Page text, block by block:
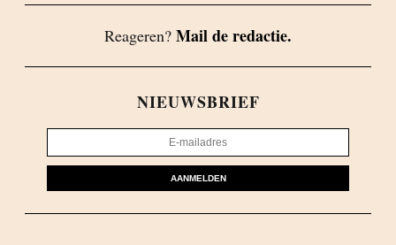
Reageren? Mail de redactie.
NIEUWSBRIEF
AANMELDEN